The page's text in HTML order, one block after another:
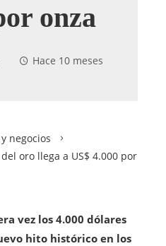
onza
Hace 10 meses
negocios
oro llega a US$ 4.000 por
vez los 4.000 dólares
hito histórico en los